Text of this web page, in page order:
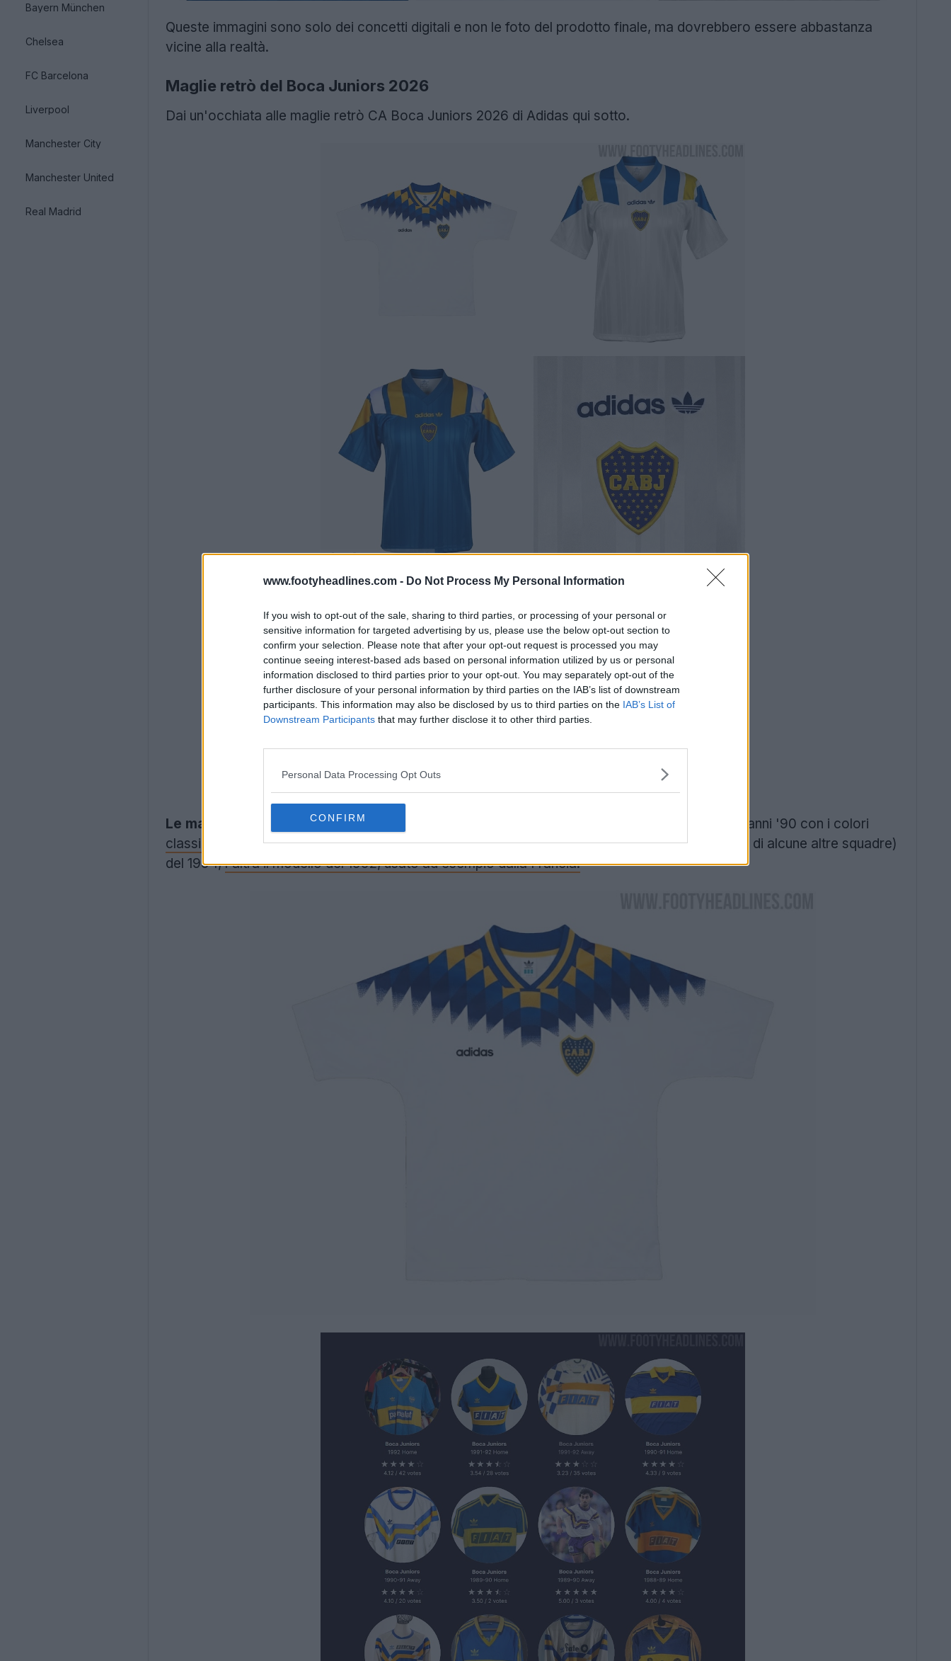
www.footyheadlines.com - Do Not Process My Personal Information
If you wish to opt-out of the sale, sharing to third parties, or processing of your personal or
sensitive information for targeted advertising by us, please use the below opt-out section to
confirm your selection. Please note that after your opt-out request is processed you may
continue seeing interest-based ads based on personal information utilized by us or personal
information disclosed to third parties prior to your opt-out. You may separately opt-out of the
further disclosure of your personal information by third parties on the IAB’s list of downstream
participants. This information may also be disclosed by us to third parties on the IAB’s List of
Downstream Participants that may further disclose it to other third parties.
Personal Data Processing Opt Outs
CONFIRM
Bayern München
Chelsea
FC Barcelona
Liverpool
Manchester City
Manchester United
Real Madrid
Queste immagini sono solo dei concetti digitali e non le foto del prodotto finale, ma dovrebbero essere abbastanza
vicine alla realtà.
Maglie retrò del Boca Juniors 2026
Dai un'occhiata alle maglie retrò CA Boca Juniors 2026 di Adidas qui sotto.
Le maglie retrò Adidas CA Boca Juniors 2026
uniscono due dei migliori design Adidas degli anni '90 con i colori
classici
del Boca. Una presenta il famoso stile a chevron della maglia Adidas della Germania (e di alcune altre squadre)
del 1994,l'altra il modello del 1992, usato ad esempio dalla Francia.